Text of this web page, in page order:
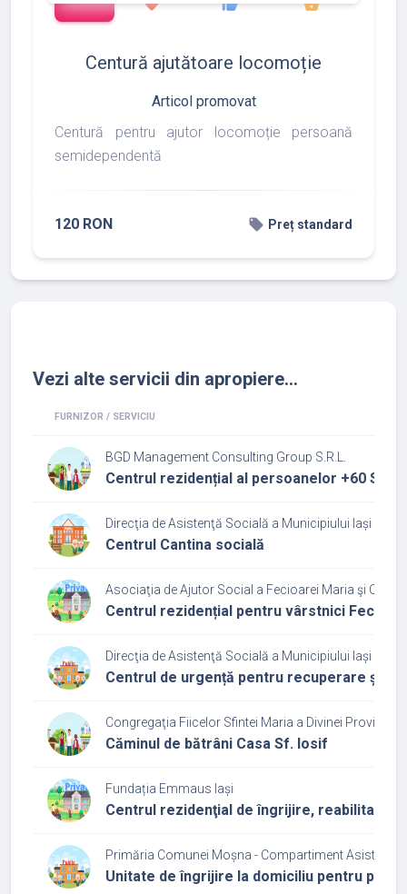
favorite thumb_up shopping_basket
Centură ajutătoare locomoție
Articol promovat
Centură pentru ajutor locomoție persoană
semidependentă
120 RON local_offer Preț standard
Vezi alte servicii din apropiere...
FURNIZOR / SERVICIU
BGD Management Consulting Group S.R.L.
Centrul rezidențial al persoanelor +60
Direcţia de Asistenţă Socială a Municipiului Iași
Centrul Cantina socială
Asociaţia de Ajutor Social a Fecioarei Maria şi
Centrul rezidențial pentru vârstnici
Direcţia de Asistenţă Socială a Municipiului Iași
Centrul de urgență pentru recuperare și
Congregaţia Fiicelor Sfintei Maria a Divinei
Căminul de bătrâni Casa Sf. Iosif
Fundația Emmaus Iași
Centrul rezidenţial de îngrijire, reabilitare
Primăria Comunei Moșna - Compartiment Asistență
Unitate de îngrijire la domiciliu pentru